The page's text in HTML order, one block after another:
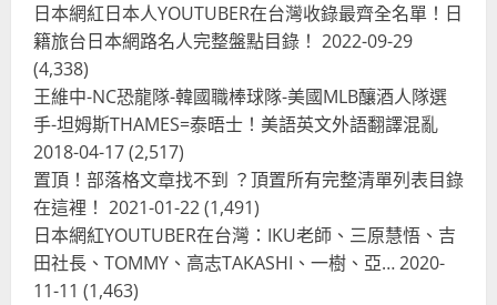
日本網紅日本人YOUTUBER在台灣收錄最齊全名單！日
籍旅台日本網路名人完整盤點目錄！ 2022-09-29
(4,338)
王維中-NC恐龍隊-韓國職棒球隊-美國MLB釀酒人隊選
手-坦姆斯THAMES=泰晤士！美語英文外語翻譯混亂
2018-04-17(2,517)
置頂！部落格文章找不到 ？頂置所有完整清單列表目錄
在這裡！ 2021-01-22(1,491)
日本網紅YOUTUBER在台灣：IKU老師、三原慧悟、吉
田社長、TOMMY、高志TAKASHI、一樹、亞…2020-
11-11 (1,463)